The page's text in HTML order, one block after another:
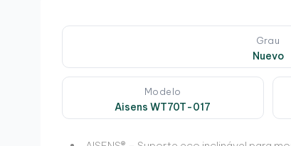
Grau
Nuevo
Modelo
Aisens WT70T-017